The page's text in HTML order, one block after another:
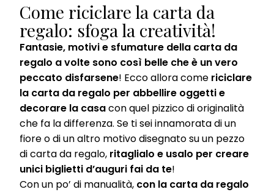
Come riciclare la carta da
regalo: sfoga la creatività!
Fantasie, motivi e sfumature della carta da
regalo a volte sono così belle che è un vero
peccato disfarsene! Ecco allora come riciclare
la carta da regalo per abbellire oggetti e
decorare la casacon quel pizzico di originalità
che fa la differenza. Se ti sei innamorata di un
fiore o di un altro motivo disegnato su un pezzo
di carta da regalo, ritaglialo e usalo per creare
unici biglietti d’auguri fai da te!
Con un po’ di manualità, con la carta da regalo